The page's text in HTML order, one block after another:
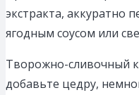
экстракта, аккуратно
ягодным соусом или
Творожно-сливочный
добавьте цедру,